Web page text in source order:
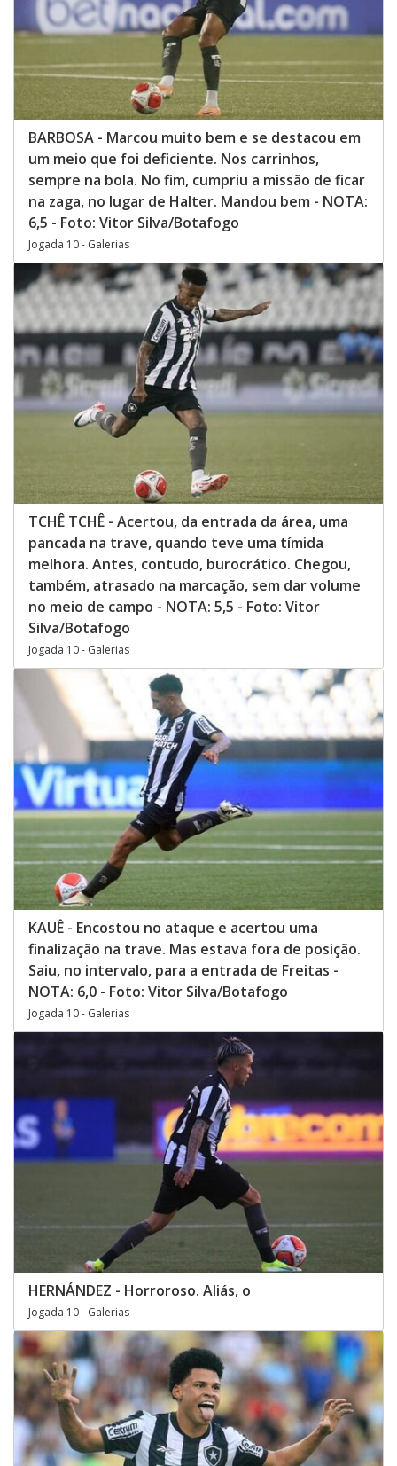
BARBOSA - Marcou muito bem e se destacou em
um meio que foi deficiente. Nos carrinhos,
sempre na bola. No fim, cumpriu a missão de ficar
na zaga, no lugar de Halter. Mandou bem - NOTA:
6,5 - Foto: Vitor Silva/Botafogo
Jogada 10 - Galerias
TCHÊ TCHÊ - Acertou, da entrada da área, uma
pancada na trave, quando teve uma tímida
melhora. Antes, contudo, burocrático. Chegou,
também, atrasado na marcação, sem dar volume
no meio de campo - NOTA: 5,5 - Foto: Vitor
Silva/Botafogo
Jogada 10 - Galerias
KAUÊ - Encostou no ataque e acertou uma
finalização na trave. Mas estava fora de posição.
Saiu, no intervalo, para a entrada de Freitas -
NOTA: 6,0 - Foto: Vitor Silva/Botafogo
Jogada 10 - Galerias
HERNÁNDEZ - Horroroso. Aliás, o
Jogada 10 - Galerias